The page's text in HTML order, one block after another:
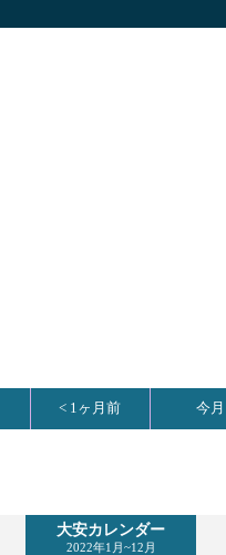
< 1ヶ月前 今月
大安カレンダー
2022年1月~12月